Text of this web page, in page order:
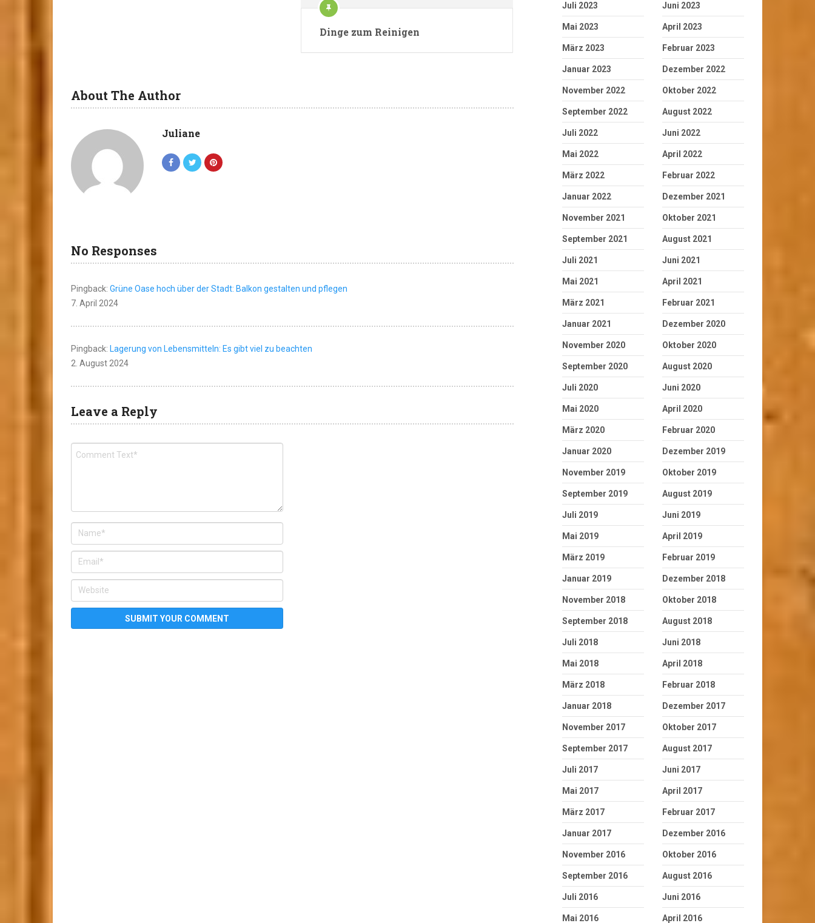
Dinge zum Reinigen
About The Author
Juliane
No Responses
Pingback: Grüne Oase hoch über der Stadt: Balkon gestalten und pflegen
7. April 2024
Pingback: Lagerung von Lebensmitteln: Es gibt viel zu beachten
2. August 2024
Leave a Reply
Juli 2023 Juni 2023
Mai 2023 April 2023
März 2023 Februar 2023
Januar 2023 Dezember 2022
November 2022 Oktober 2022
September 2022 August 2022
Juli 2022 Juni 2022
Mai 2022 April 2022
März 2022 Februar 2022
Januar 2022 Dezember 2021
November 2021 Oktober 2021
September 2021 August 2021
Juli 2021 Juni 2021
Mai 2021 April 2021
März 2021 Februar 2021
Januar 2021 Dezember 2020
November 2020 Oktober 2020
September 2020 August 2020
Juli 2020 Juni 2020
Mai 2020 April 2020
März 2020 Februar 2020
Januar 2020 Dezember 2019
November 2019 Oktober 2019
September 2019 August 2019
Juli 2019 Juni 2019
Mai 2019 April 2019
März 2019 Februar 2019
Januar 2019 Dezember 2018
November 2018 Oktober 2018
September 2018 August 2018
Juli 2018 Juni 2018
Mai 2018 April 2018
März 2018 Februar 2018
Januar 2018 Dezember 2017
November 2017 Oktober 2017
September 2017 August 2017
Juli 2017 Juni 2017
Mai 2017 April 2017
März 2017 Februar 2017
Januar 2017 Dezember 2016
November 2016 Oktober 2016
September 2016 August 2016
Juli 2016 Juni 2016
Mai 2016 April 2016